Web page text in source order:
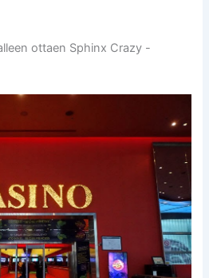
ottaen Sphinx Crazy -